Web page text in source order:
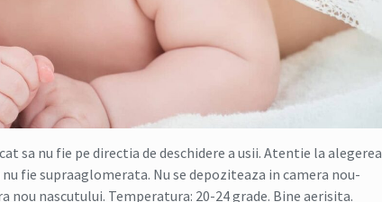
sa nu fie pe directia de deschidere a usii. Atentie la alegerea
fie supraaglomerata. Nu se depoziteaza in camera nou-
nou nascutului. Temperatura: 20-24 grade. Bine aerisita.